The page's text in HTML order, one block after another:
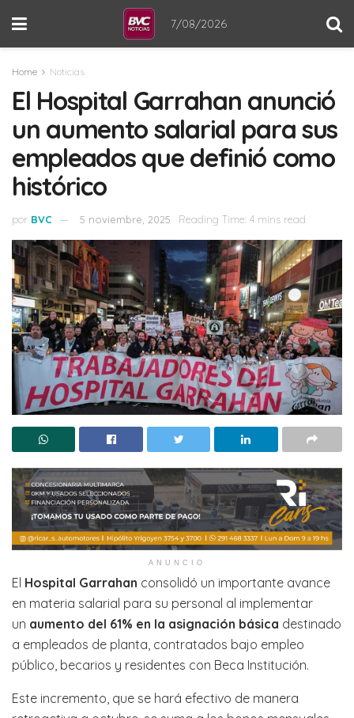
7/08/2026
Home Noticias
El Hospital Garrahan anunció
un aumento salarial para sus
empleados que definió como
histórico
por BVC 5 noviembre, 2025 Reading Time: 4 mins read
ANUNCIO
El Hospital Garrahan consolidó un importante avance
en materia salarial para su personal al implementar
un aumento del 61% en la asignación básica destinado
a empleados de planta, contratados bajo empleo
público, becarios y residentes con Beca Institución.
Este incremento, que se hará efectivo de manera